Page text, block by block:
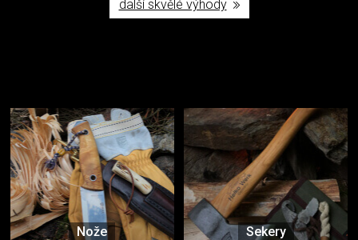
další skvělé výhody
Nože Sekery